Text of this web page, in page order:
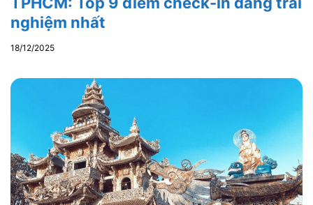
nghiệm nhất
18/12/2025